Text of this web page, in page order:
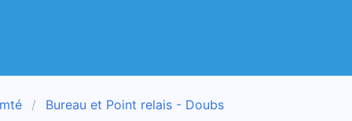
Bureau et Point relais - Doubs